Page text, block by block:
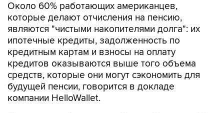
Около 60% работающих американцев,
которые делают отчисления на пенсию,
являются "чистыми накопителями долга": их
ипотечные кредиты, задолженность по
кредитным картам и взносы на оплату
кредитов оказываются выше того объема
средств, которые они могут сэкономить для
будущей пенсии, говорится в докладе
компании HelloWallet.